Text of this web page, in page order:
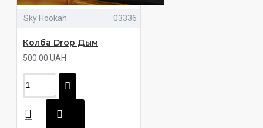
Sky Hookah 03336
Колба Drop Дым
500.00 UAH